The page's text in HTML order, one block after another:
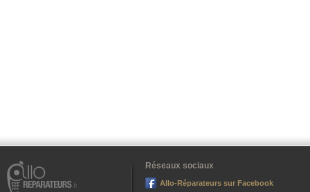
Réseaux sociaux
Allo-Réparateurs sur Facebook